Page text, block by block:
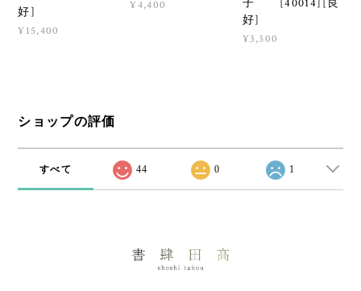
好]
¥15,400
¥4,400
子 [40014][良
好]
¥3,300
ショップの評価
すべて 44 0 1